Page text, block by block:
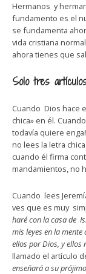
Hermanos y
fundamento es el
se fundamenta
vida cristiana
ahora tienes que
Solo tres
Cuando Dios hace
chica» en él.
todavía quiere
no lees la letra
cuando él firma
mandamientos, no
Cuando lees
ves que es muy
haré con la casa de
mis leyes en la
ellos por Dios, y
llamado el artículo
enseñará a su